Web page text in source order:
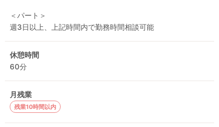
＜パート＞
週3日以上、上記時間内で勤務時間相談可能
休憩時間
60分
月残業
残業10時間以内